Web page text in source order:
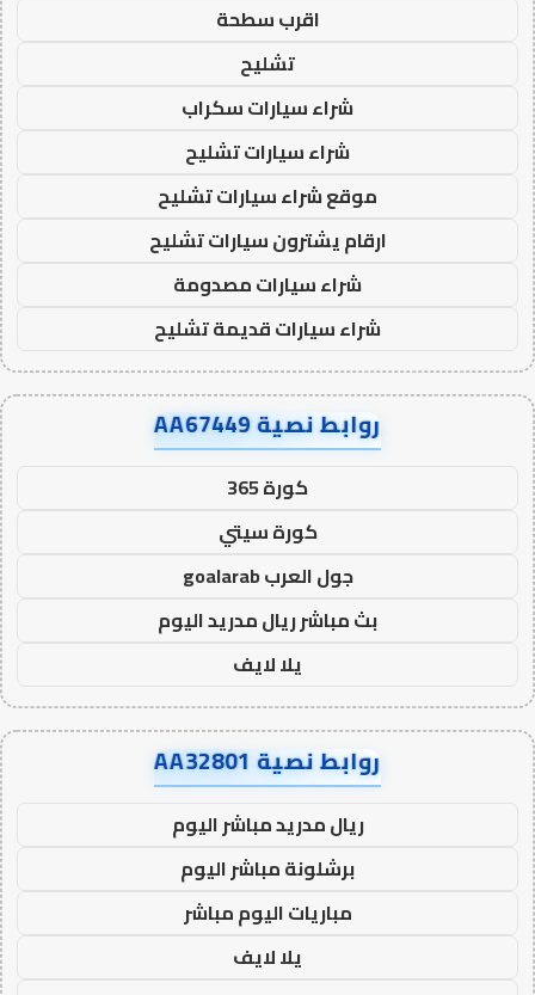
اقرب سطحة
تشليح
شراء سيارات سكراب
شراء سيارات تشليح
موقع شراء سيارات تشليح
ارقام يشترون سيارات تشليح
شراء سيارات مصدومة
شراء سيارات قديمة تشليح
روابط نصية AA67449
كورة 365
كورة سيتي
جول العرب goalarab
بث مباشر ريال مدريد اليوم
يلا لايف
روابط نصية AA32801
ريال مدريد مباشر اليوم
برشلونة مباشر اليوم
مباريات اليوم مباشر
يلا لايف